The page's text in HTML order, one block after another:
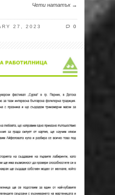
Чети нататък →
27, 2023 0